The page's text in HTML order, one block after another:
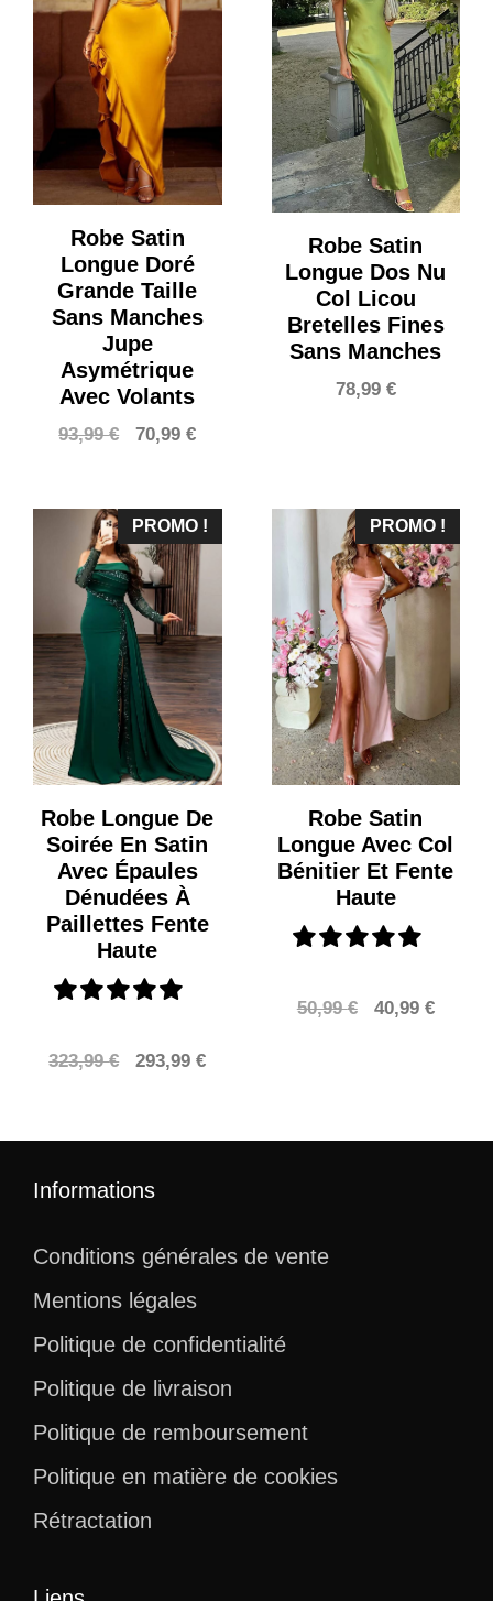
Robe Satin
Longue Doré
Grande Taille
Sans Manches
Jupe
Asymétrique
Avec Volants
93,99€
Le
était :
93,99 €.
70,99€Le
est :
70,99 €.
Robe Satin
Longue Dos Nu
Col Licou
Bretelles Fines
Sans Manches
78,99 €
PROMO !
Robe Longue De
Soirée En Satin
Avec Épaules
Dénudées À
Paillettes Fente
Haute
323,99€
Le
était :
293,99€Le
est :
PROMO !
Robe Satin
Longue Avec Col
Bénitier Et Fente
Haute
50,99€
Le
40,99 €Le
Informations
Conditions générales de vente
Mentions légales
Politique de confidentialité
Politique de livraison
Politique de remboursement
Politique en matière de cookies
Rétractation